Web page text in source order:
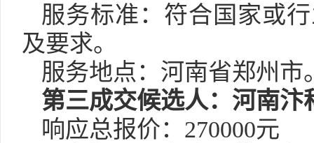
服务标准：符合国家或
及要求。
服务地点：河南省郑州市
第三成交候选人：河南汴
响应总报价： 270000元